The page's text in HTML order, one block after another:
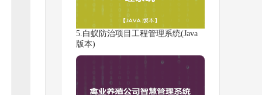
5.白蚁防治项目工程管理系统(Java
版本)